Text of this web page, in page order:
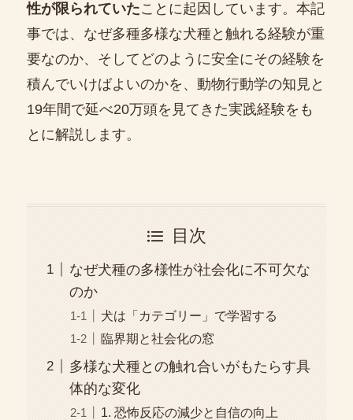
性が限られていたことに起因しています。本記
事では、なぜ多種多様な犬種と触れる経験が重
要なのか、そしてどのように安全にその経験を
積んでいけばよいのかを、動物行動学の知見と
19年間で延べ20万頭を見てきた実践経験をも
とに解説します。
目次
なぜ犬種の多様性が社会化に不可欠な
のか
犬は「カテゴリー」で学習する
臨界期と社会化の窓
多様な犬種との触れ合いがもたらす具
体的な変化
1. 恐怖反応の減少と自信の向上